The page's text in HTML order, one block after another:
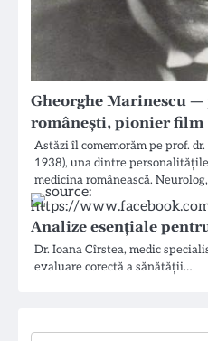
Gheorghe Marinescu
românești, pionier film
Astăzi îl comemorăm pe prof.
1938), una dintre
medicina românească.
Analize esențiale
Dr. Ioana Cîrstea, medic
evaluare corectă a sănătății…